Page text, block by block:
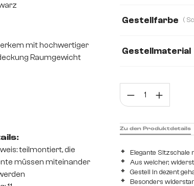
Mikrofaser/
Strukturstoff Soft
Gestellfarbe
Gestellmaterial
Elegante
Aus weicher,
Gestell in dezent
Besonders
Zu den Produktdetails
mit hochwertiger
Raumgewicht
teilmontiert, die
müssen miteinander